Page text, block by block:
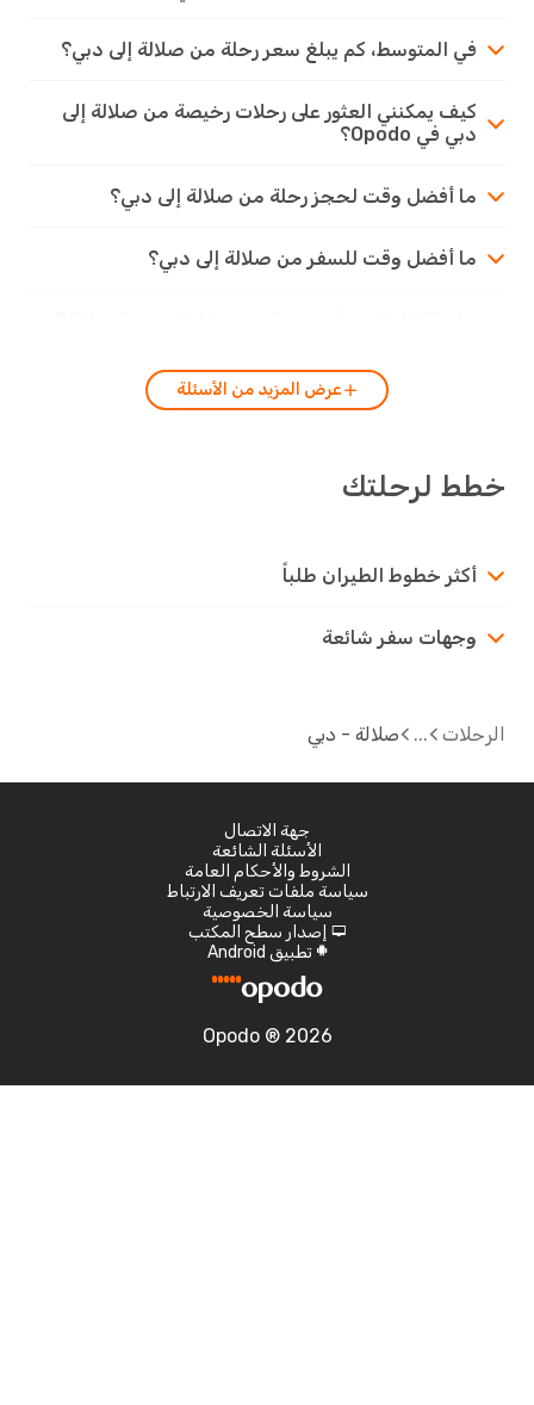
في المتوسط، كم يبلغ سعر رحلة من صلالة إلى دبي؟
كيف يمكنني العثور على رحلات رخيصة من صلالة إلى
دبي في Opodo؟
ما أفضل وقت لحجز رحلة من صلالة إلى دبي؟
ما أفضل وقت للسفر من صلالة إلى دبي؟
عرض المزيد من الأسئلة
لرحلتك
أكثر خطوط الطيران طلباً
وجهات سفر شائعة
صلالة - دبي
جهة الاتصال
الأسئلة الشائعة
الشروط والأحكام العامة
سياسة ملفات تعريف الارتباط
سياسة الخصوصية
إصدار سطح المكتب
تطبيق Android
Opodo ® 2026